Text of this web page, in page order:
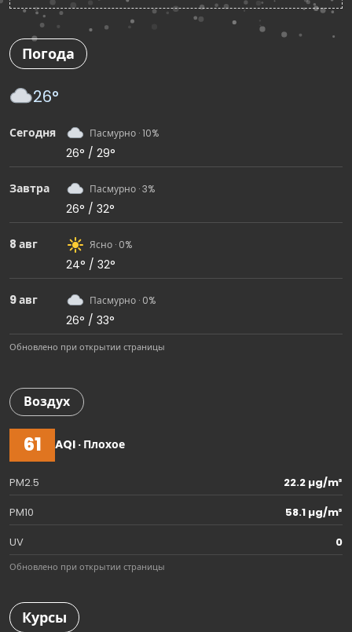
Погода
26°
Сегодня Пасмурно · 10%
26° / 29°
Завтра Пасмурно · 3%
26° / 32°
8 авг Ясно · 0%
24° / 32°
9 авг Пасмурно · 0%
26° / 33°
Обновлено при открытии страницы
Воздух
61 AQI · Плохое
PM2.5
22.2 µg/m³
PM10
58.1 µg/m³
UV
0
Обновлено при открытии страницы
Курсы